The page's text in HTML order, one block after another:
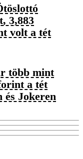
3,883
volt a tét
több mint
a tét
és Jokeren